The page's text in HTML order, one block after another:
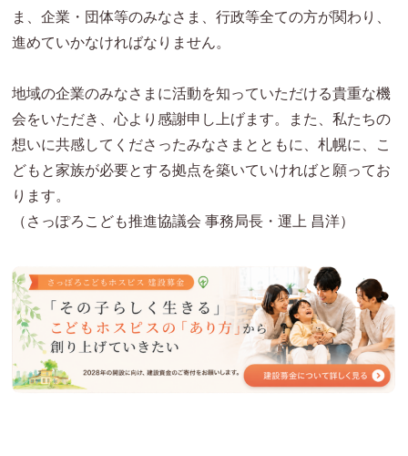
ま、企業・団体等のみなさま、行政等全ての方が関わり、
進めていかなければなりません。
地域の企業のみなさまに活動を知っていただける貴重な機
会をいただき、心より感謝申し上げます。また、私たちの
想いに共感してくださったみなさまとともに、札幌に、こ
どもと家族が必要とする拠点を築いていければと願ってお
ります。
（さっぽろこども推進協議会 事務局長・運上 昌洋）